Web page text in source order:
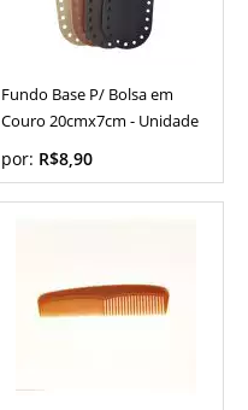
Fundo Base P/ Bolsa em
Couro 20cmx7cm - Unidade
por: R$8,90